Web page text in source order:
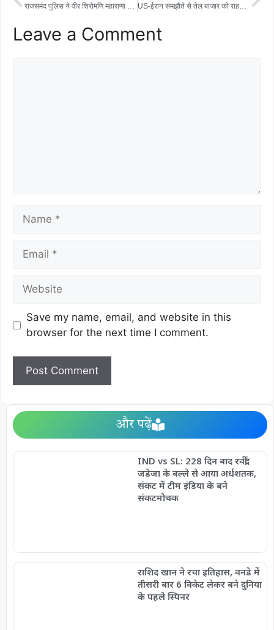
o
e
A
राजसमंद पुलिस ने वीर शिरोमणि महाराणा प्रताप को दी भावभीनी श्रद्धांजलि US-ईरान समझौते से तेल बाजार को राहत, क्या अब भारत में सस्ता होगा पेट्रोल-डीजल?
Leave a Comment
Save my name, email, and website in this
browser for the next time I comment.
और पढ़ें
IND vs SL: 228 दिन बाद रवींद्र
जडेजा के बल्ले से आया अर्धशतक,
संकट में टीम इंडिया के बने
संकटमोचक
राशिद खान ने रचा इतिहास, वनडे में
तीसरी बार 6 विकेट लेकर बने दुनिया
के पहले स्पिनर